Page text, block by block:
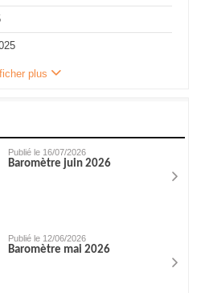
plus
Publié le 16/07/2026
Baromètre juin 2026
Publié le 12/06/2026
Baromètre mai 2026